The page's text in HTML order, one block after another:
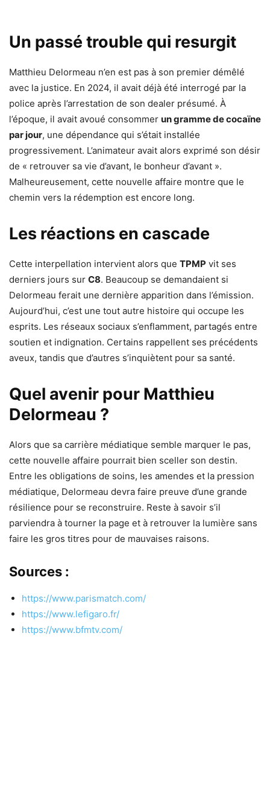
Un passé trouble qui resurgit
Matthieu Delormeau n’en est pas à son premier démêlé
avec la justice. En 2024, il avait déjà été interrogé par la
police après l’arrestation de son dealer présumé. À
l’époque, il avait avoué consommer un gramme de cocaïne
par jour, une dépendance qui s’était installée
progressivement. L’animateur avait alors exprimé son désir
de « retrouver sa vie d’avant, le bonheur d’avant ».
Malheureusement, cette nouvelle affaire montre que le
chemin vers la rédemption est encore long.
Les réactions en cascade
Cette interpellation intervient alors que TPMP vit ses
derniers jours sur C8. Beaucoup se demandaient si
Delormeau ferait une dernière apparition dans l’émission.
Aujourd’hui, c’est une tout autre histoire qui occupe les
esprits. Les réseaux sociaux s’enflamment, partagés entre
soutien et indignation. Certains rappellent ses précédents
aveux, tandis que d’autres s’inquiètent pour sa santé.
Quel avenir pour Matthieu
Delormeau ?
Alors que sa carrière médiatique semble marquer le pas,
cette nouvelle affaire pourrait bien sceller son destin.
Entre les obligations de soins, les amendes et la pression
médiatique, Delormeau devra faire preuve d’une grande
résilience pour se reconstruire. Reste à savoir s’il
parviendra à tourner la page et à retrouver la lumière sans
faire les gros titres pour de mauvaises raisons.
Sources :
https://www.parismatch.com/
https://www.lefigaro.fr/
https://www.bfmtv.com/